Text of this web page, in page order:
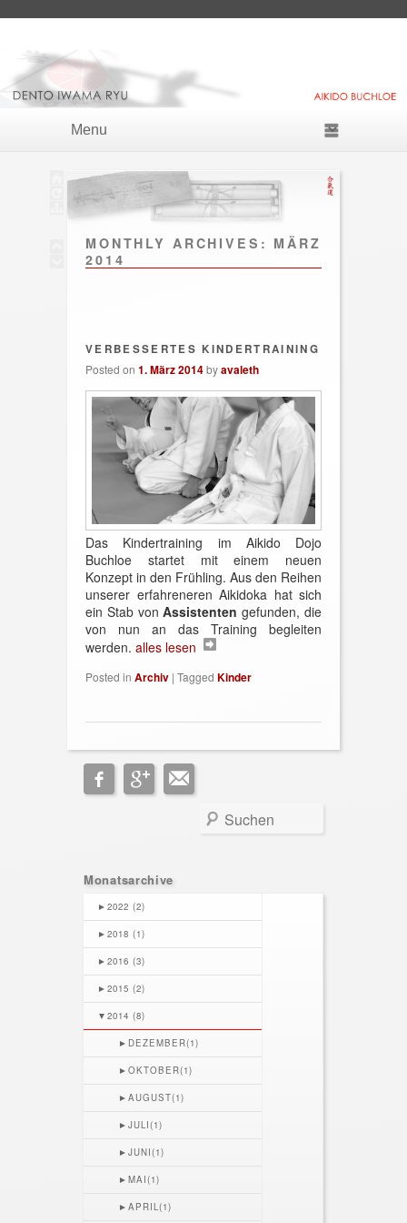
MONTHLY ARCHIVES: MÄRZ
2014
VERBESSERTES KINDERTRAINING
Posted on 1. März 2014byavaleth
Das Kindertraining im Aikido Dojo
Buchloe startet mit einem neuen
Konzept in den Frühling. Aus den Reihen
unserer erfahreneren Aikidoka hat sich
ein Stab vonAssistenten gefunden, die
von nun an das Training begleiten
werden. alles lesen
Posted in Archiv | Tagged Kinder
Search
Monatsarchive
► 2022 (2)
► 2018 (1)
► 2016 (3)
► 2015 (2)
▼ 2014 (8)
► DEZEMBER(1)
►OKTOBER(1)
►AUGUST(1)
►JULI(1)
►JUNI(1)
►MAI(1)
►APRIL(1)